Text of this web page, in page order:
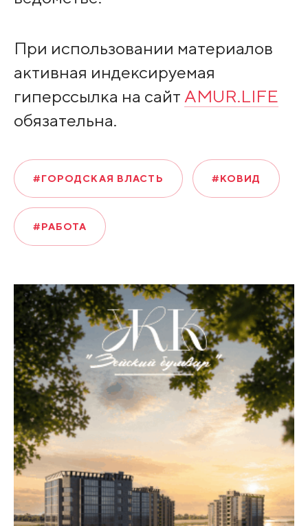
При использовании материалов
активная индексируемая
гиперссылка на сайт AMUR.LIFE
обязательна.
#ГОРОДСКАЯ ВЛАСТЬ #КОВИД
#РАБОТА